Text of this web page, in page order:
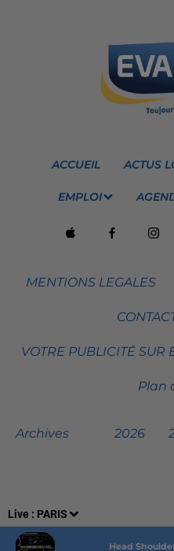
Live : PARIS
Head
ACCUEIL ACTUS
EMPLOI
MENTIONS LEGALES
VOTRE PUBLICITÉ SUR
Plan
Archives 2026